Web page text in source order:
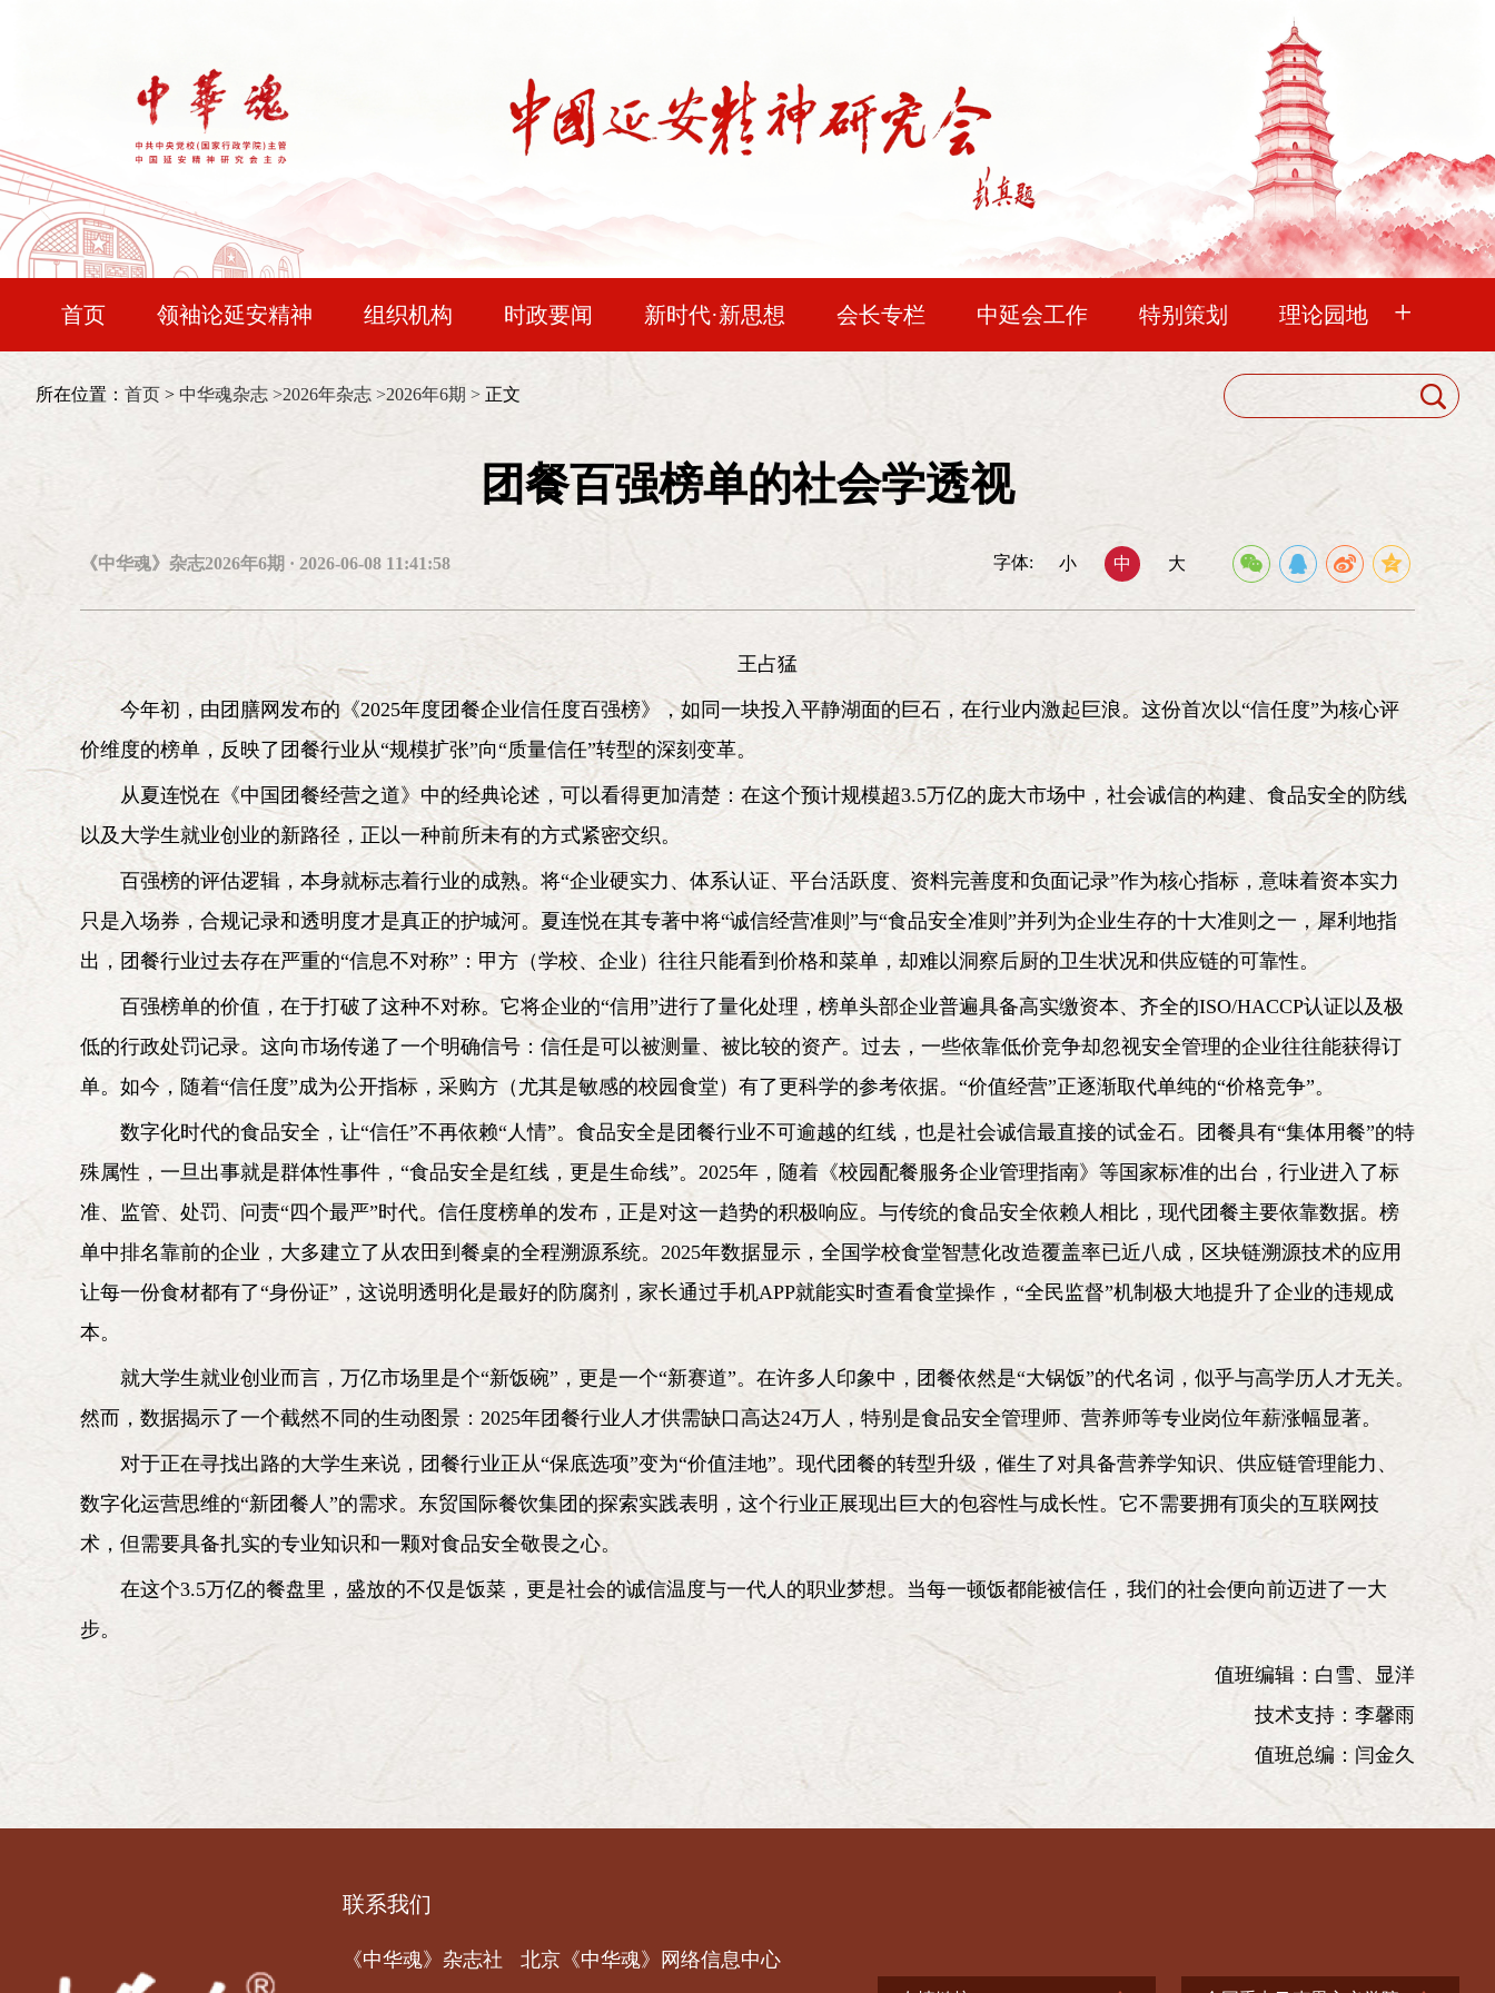
首页 领袖论延安精神 组织机构 时政要闻 新时代·新思想 会长专栏 中延会工作 特别策划 理论园地 +
未曾忘记 延会巡礼
清凉山杂谈
毛泽东论延安精神
“我说陕北是两个点，一个落脚点，一个出发点。七大在陕北开会，这是陕北人的光荣。
陕北已成为我们一切工作的试验区，我们的一切工作在这里先行试验。” 《中国共产党第七次
会长： 王晨
靳诺（女）
副会长：
艾平 李慎明 杨胜群 林炎志 汪鸿雁(女) 李忠杰 刘建 李勇库 李卫
第六届研究会咨询委员会委员：
逄先知 刘京 储波 朱佳木 张启华(女) 陈小津 徐光春
黄晴宜(女) 李德水 张保庆 沙健孙 梁柱 王立平 陈登才
中国延安精神研究会
常务理事会
北京《中华魂》网络信息中心
延安精神基金会
所在位置： 首页 > 中华魂杂志 >2026年杂志 >2026年6期 > 正文
团餐百强榜单的社会学透视
《中华魂》杂志2026年6期 · 2026-06-08 11:41:58 字体: 小 中 大
王占猛
今年初，由团膳网发布的《2025年度团餐企业信任度百强榜》，如同一块投入平静湖面的巨石，在行业内激起巨浪。这份首次以“信任度”为核心评
价维度的榜单，反映了团餐行业从“规模扩张”向“质量信任”转型的深刻变革。
从夏连悦在《中国团餐经营之道》中的经典论述，可以看得更加清楚：在这个预计规模超3.5万亿的庞大市场中，社会诚信的构建、食品安全的防线
以及大学生就业创业的新路径，正以一种前所未有的方式紧密交织。
百强榜的评估逻辑，本身就标志着行业的成熟。将“企业硬实力、体系认证、平台活跃度、资料完善度和负面记录”作为核心指标，意味着资本实力
只是入场券，合规记录和透明度才是真正的护城河。夏连悦在其专著中将“诚信经营准则”与“食品安全准则”并列为企业生存的十大准则之一，犀利地指
出，团餐行业过去存在严重的“信息不对称”：甲方（学校、企业）往往只能看到价格和菜单，却难以洞察后厨的卫生状况和供应链的可靠性。
百强榜单的价值，在于打破了这种不对称。它将企业的“信用”进行了量化处理，榜单头部企业普遍具备高实缴资本、齐全的ISO/HACCP认证以及极
低的行政处罚记录。这向市场传递了一个明确信号：信任是可以被测量、被比较的资产。过去，一些依靠低价竞争却忽视安全管理的企业往往能获得订
单。如今，随着“信任度”成为公开指标，采购方（尤其是敏感的校园食堂）有了更科学的参考依据。“价值经营”正逐渐取代单纯的“价格竞争”。
数字化时代的食品安全，让“信任”不再依赖“人情”。食品安全是团餐行业不可逾越的红线，也是社会诚信最直接的试金石。团餐具有“集体用餐”的特
殊属性，一旦出事就是群体性事件，“食品安全是红线，更是生命线”。2025年，随着《校园配餐服务企业管理指南》等国家标准的出台，行业进入了标
准、监管、处罚、问责“四个最严”时代。信任度榜单的发布，正是对这一趋势的积极响应。与传统的食品安全依赖人相比，现代团餐主要依靠数据。榜
单中排名靠前的企业，大多建立了从农田到餐桌的全程溯源系统。2025年数据显示，全国学校食堂智慧化改造覆盖率已近八成，区块链溯源技术的应用
让每一份食材都有了“身份证”，这说明透明化是最好的防腐剂，家长通过手机APP就能实时查看食堂操作，“全民监督”机制极大地提升了企业的违规成
本。
就大学生就业创业而言，万亿市场里是个“新饭碗”，更是一个“新赛道”。在许多人印象中，团餐依然是“大锅饭”的代名词，似乎与高学历人才无关。
然而，数据揭示了一个截然不同的生动图景：2025年团餐行业人才供需缺口高达24万人，特别是食品安全管理师、营养师等专业岗位年薪涨幅显著。
对于正在寻找出路的大学生来说，团餐行业正从“保底选项”变为“价值洼地”。现代团餐的转型升级，催生了对具备营养学知识、供应链管理能力、
数字化运营思维的“新团餐人”的需求。东贸国际餐饮集团的探索实践表明，这个行业正展现出巨大的包容性与成长性。它不需要拥有顶尖的互联网技
术，但需要具备扎实的专业知识和一颗对食品安全敬畏之心。
在这个3.5万亿的餐盘里，盛放的不仅是饭菜，更是社会的诚信温度与一代人的职业梦想。当每一顿饭都能被信任，我们的社会便向前迈进了一大
步。
值班编辑：白雪、显洋
技术支持：李馨雨
值班总编：闫金久
联系我们
《中华魂》杂志社
北京《中华魂》网络信息中心